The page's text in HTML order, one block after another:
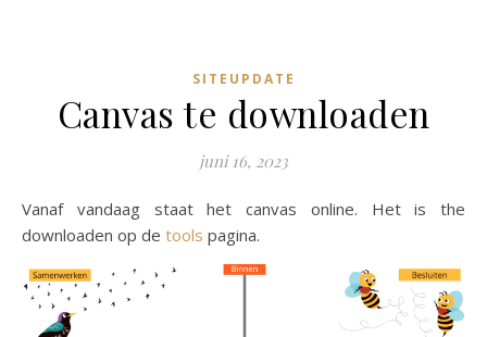
SITEUPDATE
Canvas te downloaden
juni 16, 2023
Vanaf vandaag staat het canvas online. Het is the
downloaden op de tools pagina.